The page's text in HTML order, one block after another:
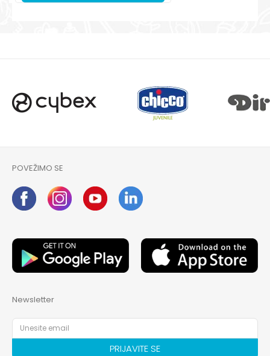
POVEŽIMO SE
Newsletter
PRIJAVITE SE